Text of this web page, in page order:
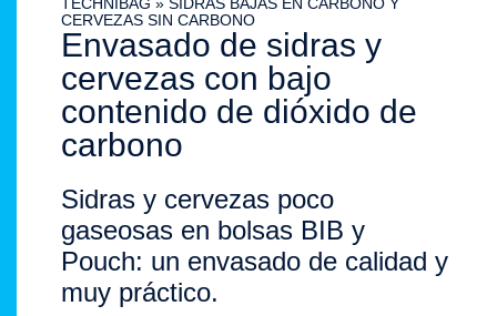
TECHNIBAG » SIDRAS BAJAS EN CARBONO Y
CERVEZAS SIN CARBONO
Envasado de sidras y
cervezas con bajo
contenido de dióxido de
carbono
Sidras y cervezas poco
gaseosas en bolsas BIB y
Pouch: un envasado de calidad y
muy práctico.